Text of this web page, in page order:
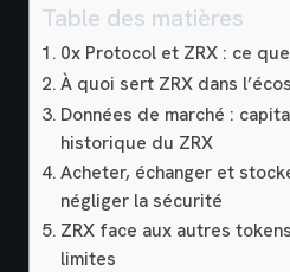
Table des matières
0x Protocol et ZRX : ce
À quoi sert ZRX dans
Données de marché :
historique du ZRX
Acheter, échanger et
négliger la sécurité
ZRX face aux autres
limites